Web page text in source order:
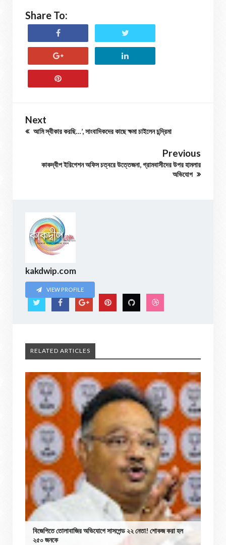
Share To:
Next
আমি স্বীকার করছি…’, সাংবাদিকদের কাছে ক্ষমা চাইলেন চন্দ্রিমা
Previous
কাকদ্বীপ ইরিগেশন অফিস চত্বরে উত্তেজনা, গ্রামবাসীদের উপর হামলার
অভিযোগ
kakdwip.com
VIEW PROFILE
RELATED ARTICLES
বিজেপিতে তোলাবাজির অভিযোগে সাসপেন্ড ২২ নেতা! শোকজ করা হল
২৫০ জনকে